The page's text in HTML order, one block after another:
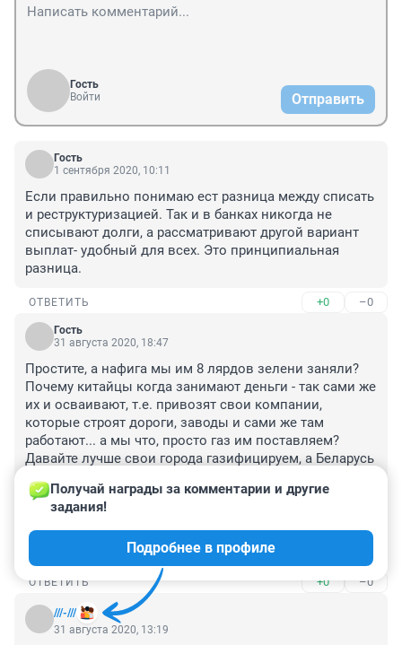
Гость
Войти
Отправить
Гость
1 сентября 2020, 10:11
Если правильно понимаю ест разница между списать
и реструктуризацией. Так и в банках никогда не
списывают долги, а рассматривают другой вариант
выплат- удобный для всех. Это принципиальная
разница.
ОТВЕТИТЬ +0 –0
Гость
31 августа 2020, 18:47
Простите, а нафига мы им 8 лярдов зелени заняли?
Почему китайцы когда занимают деньги - так сами же
их и осваивают, т.е. привозят свои компании,
которые строят дороги, заводы и сами же там
работают... а мы что, просто газ им поставляем?
Давайте лучше свои города газифицируем, а Беларусь
обычным ценникам... а мы им можем построить
несколько университетов дружбы народов, где наши
преподы будут на русском обучать студентов (можно
даже и на их территории).
ОТВЕТИТЬ +0 –0
///-///
Получай награды за комментарии и другие
задания!
Подробнее в профиле
31 августа 2020, 13:19